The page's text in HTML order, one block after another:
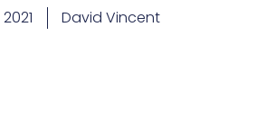
David Vincent